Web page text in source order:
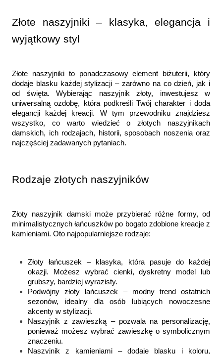
Złote naszyjniki – klasyka, elegancja i
wyjątkowy styl
Złote naszyjniki to ponadczasowy element biżuterii, który
dodaje blasku każdej stylizacji – zarówno na co dzień, jak i
od święta. Wybierając naszyjnik złoty, inwestujesz w
uniwersalną ozdobę, która podkreśli Twój charakter i doda
elegancji każdej kreacji. W tym przewodniku znajdziesz
wszystko, co warto wiedzieć o złotych naszyjnikach
damskich, ich rodzajach, historii, sposobach noszenia oraz
najczęściej zadawanych pytaniach.
Rodzaje złotych naszyjników
Złoty naszyjnik damski może przybierać różne formy, od
minimalistycznych łańcuszków po bogato zdobione kreacje z
kamieniami. Oto najpopularniejsze rodzaje:
Złoty łańcuszek – klasyka, która pasuje do każdej
okazji. Możesz wybrać cienki, dyskretny model lub
grubszy, bardziej wyrazisty.
Podwójny złoty łańcuszek – modny trend ostatnich
sezonów, idealny dla osób lubiących nowoczesne
akcenty w stylizacji.
Naszyjnik z zawieszką – pozwala na personalizację,
ponieważ możesz wybrać zawieszkę o symbolicznym
znaczeniu.
Naszyjnik z kamieniami – dodaje blasku i koloru,